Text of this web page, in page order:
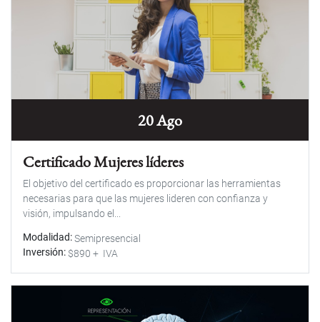
20 Ago
Certificado Mujeres líderes
El objetivo del certificado es proporcionar las herramientas
necesarias para que las mujeres lideren con confianza y
visión, impulsando el...
Modalidad Semipresencial
Inversión $890 + IVA